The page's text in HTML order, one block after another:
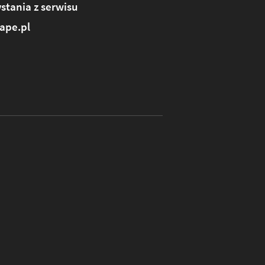
z serwisu